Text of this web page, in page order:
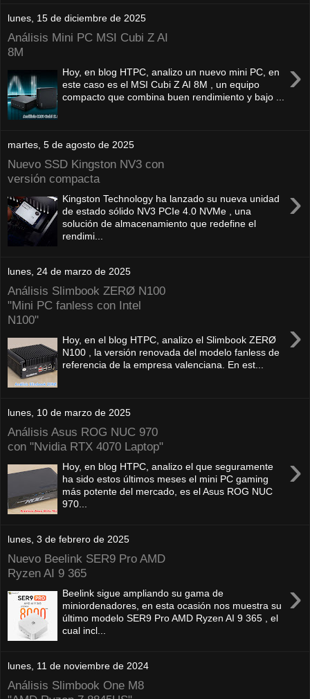
lunes, 15 de diciembre de 2025
Análisis Mini PC MSI Cubi Z AI
8M
›
Hoy, en blog HTPC, analizo un nuevo mini PC, en
este caso es el MSI Cubi Z AI 8M , un equipo
compacto que combina buen rendimiento y bajo ...
martes, 5 de agosto de 2025
Nuevo SSD Kingston NV3 con
versión compacta
›
Kingston Technology ha lanzado su nueva unidad
de estado sólido NV3 PCIe 4.0 NVMe , una
solución de almacenamiento que redefine el
rendimi...
lunes, 24 de marzo de 2025
Análisis Slimbook ZERØ N100
"Mini PC fanless con Intel
N100"
›
Hoy, en el blog HTPC, analizo el Slimbook ZERØ
N100 , la versión renovada del modelo fanless de
referencia de la empresa valenciana. En est...
lunes, 10 de marzo de 2025
Análisis Asus ROG NUC 970
con "Nvidia RTX 4070 Laptop"
›
Hoy, en blog HTPC, analizo el que seguramente
ha sido estos últimos meses el mini PC gaming
más potente del mercado, es el Asus ROG NUC
970...
lunes, 3 de febrero de 2025
Nuevo Beelink SER9 Pro AMD
Ryzen AI 9 365
›
Beelink sigue ampliando su gama de
miniordenadores, en esta ocasión nos muestra su
último modelo SER9 Pro AMD Ryzen AI 9 365 , el
cual incl...
lunes, 11 de noviembre de 2024
Análisis Slimbook One M8